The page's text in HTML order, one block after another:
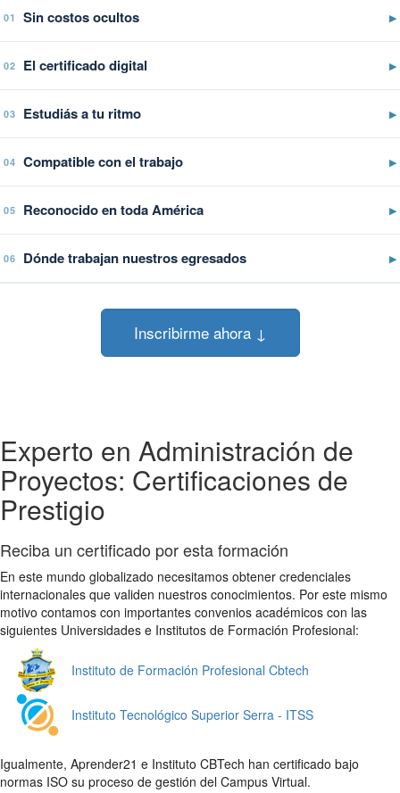
01 Sin costos ocultos ▶
02 El certificado digital ▶
03 Estudiás a tu ritmo ▶
04 Compatible con el trabajo ▶
05 Reconocido en toda América ▶
06 Dónde trabajan nuestros egresados ▶
Inscribirme ahora ↓
Experto en Administración de
Proyectos: Certificaciones de
Prestigio
Reciba un certificado por esta formación
En este mundo globalizado necesitamos obtener credenciales
internacionales que validen nuestros conocimientos. Por este mismo
motivo contamos con importantes convenios académicos con las
siguientes Universidades e Institutos de Formación Profesional:
Instituto de Formación Profesional Cbtech
Instituto Tecnológico Superior Serra - ITSS
Igualmente, Aprender21 e Instituto CBTech han certificado bajo
normas ISO su proceso de gestión del Campus Virtual.